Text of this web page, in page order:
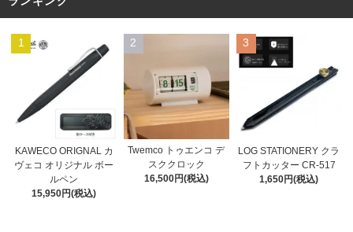
1
KAWECO ORIGNAL カ
ヴェコ オリジナル ボー
ルペン
15,950円(税込)
2
Twemco トゥエンコ デ
スククロック
16,500円(税込)
3
LOG STATIONERY クラ
フトカッター CR-517
1,650円(税込)